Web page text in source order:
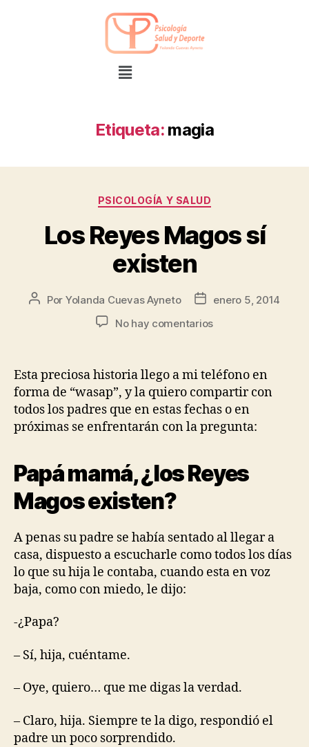
Etiqueta: magia
PSICOLOGÍA Y SALUD
Los Reyes Magos sí
existen
Por Yolanda Cuevas Ayneto
enero 5, 2014
No hay comentarios
Esta preciosa historia llego a mi teléfono en
forma de “wasap”, y la quiero compartir con
todos los padres que en estas fechas o en
próximas se enfrentarán con la pregunta:
Papá mamá, ¿los Reyes
Magos existen?
A penas su padre se había sentado al llegar a
casa, dispuesto a escucharle como todos los días
lo que su hija le contaba, cuando esta en voz
baja, como con miedo, le dijo:
-¿Papa?
– Sí, hija, cuéntame.
– Oye, quiero… que me digas la verdad.
– Claro, hija. Siempre te la digo, respondió el
padre un poco sorprendido.